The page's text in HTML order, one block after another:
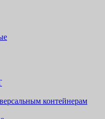
контейнерам